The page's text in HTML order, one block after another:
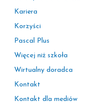
Kariera
Korzyści
Pascal Plus
Więcej niż szkoła
Wirtualny doradca
Kontakt
Kontakt dla mediów